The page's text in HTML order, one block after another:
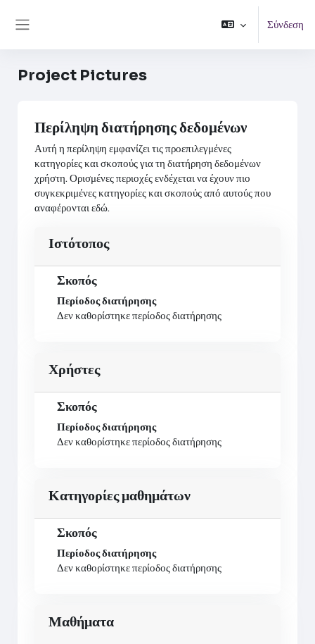
Σύνδεση
Project Pictures
Περίληψη διατήρησης δεδομένων
Αυτή η περίληψη εμφανίζει τις προεπιλεγμένες
κατηγορίες και σκοπούς για τη διατήρηση δεδομένων
χρήστη. Ορισμένες περιοχές ενδέχεται να έχουν πιο
συγκεκριμένες κατηγορίες και σκοπούς από αυτούς που
αναφέρονται εδώ.
Ιστότοπος
Σκοπός
Περίοδος διατήρησης
Δεν καθορίστηκε περίοδος διατήρησης
Χρήστες
Σκοπός
Περίοδος διατήρησης
Δεν καθορίστηκε περίοδος διατήρησης
Κατηγορίες μαθημάτων
Σκοπός
Περίοδος διατήρησης
Δεν καθορίστηκε περίοδος διατήρησης
Μαθήματα